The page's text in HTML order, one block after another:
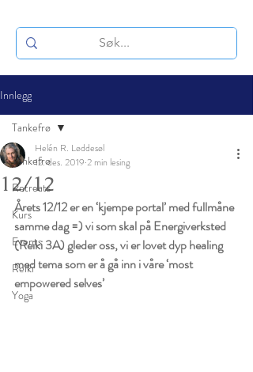
Innlegg
Tankefrø
Retreats
Kurs
Events
Reiki
Yoga
Tankefrø
12/12
Helén R. Løddesøl
12. des. 2019 2 min lesing
Årets 12/12 er en ‘kjempe portal’ med fullmåne
samme dag =) vi som skal på Energiverksted
(Reiki 3A) gleder oss, vi er lovet dyp healing
med tema som er å gå inn i våre ‘most
empowered selves’